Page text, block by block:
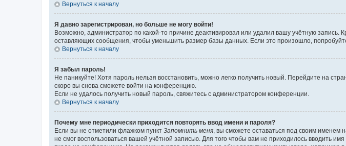
Вернуться к началу
Я давно зарегистрирован, но больше не могу войти!
Возможно, администратор по какой-то причине деактивировал или удалил вашу учётную
оставляющих сообщения, чтобы уменьшить размер базы данных. Если это произошло, попробуйте
Вернуться к началу
Я забыл пароль!
Не паникуйте! Хотя пароль нельзя восстановить, можно легко получить новый. Перейдите на
скоро вы снова сможете войти на конференцию.
Если не удалось получить новый пароль, свяжитесь с администратором конференции.
Вернуться к началу
Почему мне периодически приходится повторять ввод имени и пароля?
Если вы не отметили флажком пункт Запомнить меня, вы сможете оставаться под своим именем
не смог воспользоваться вашей учётной записью. Для того чтобы вам не приходилось вводить